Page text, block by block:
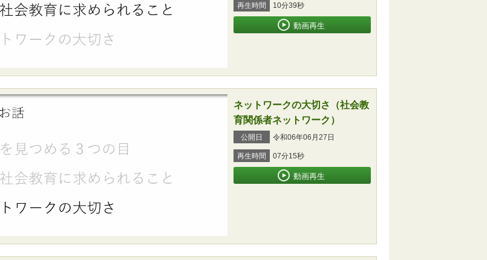
再生時間 10分39秒
動画再生
ネットワークの大切さ（社会教
育関係者ネットワーク）
公開日 令和06年06月27日
再生時間 07分15秒
動画再生